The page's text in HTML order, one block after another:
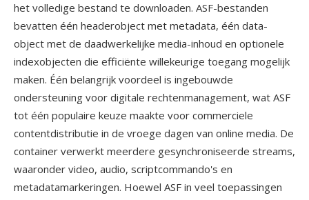
het volledige bestand te downloaden. ASF-bestanden
bevatten één headerobject met metadata, één data-
object met de daadwerkelijke media-inhoud en optionele
indexobjecten die efficiënte willekeurige toegang mogelijk
maken. Één belangrijk voordeel is ingebouwde
ondersteuning voor digitale rechtenmanagement, wat ASF
tot één populaire keuze maakte voor commerciele
contentdistributie in de vroege dagen van online media. De
container verwerkt meerdere gesynchroniseerde streams,
waaronder video, audio, scriptcommando's en
metadatamarkeringen. Hoewel ASF in veel toepassingen